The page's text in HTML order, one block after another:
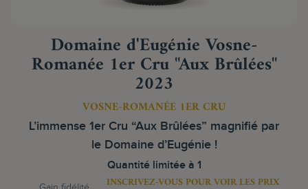
Domaine d'Eugénie Vosne-
Romanée 1er Cru "Aux Brûlées"
2023
VOSNE-ROMANÉE 1ER CRU
L’immense 1er Cru “Aux Brûlées” magnifié par
le Domaine d’Eugénie !
Quantité limitée à 1
INSCRIVEZ-VOUS POUR VOIR LES PRIX